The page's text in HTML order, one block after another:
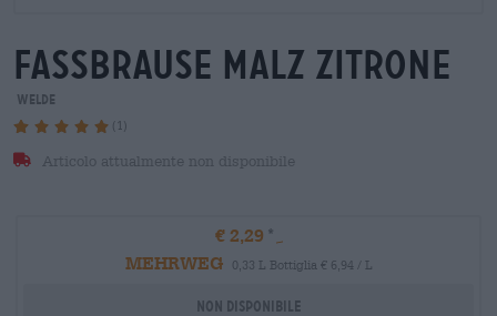
fassbrause malz zitrone
Welde
(1)
Articolo attualmente non disponibile
€ 2,29
MEHRWEG
0,33 L Bottiglia € 6,94 / L
Non disponibile